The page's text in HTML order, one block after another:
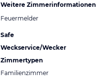
Weitere Zimmerinformationen
Feuermelder
Safe
Weckservice/Wecker
Zimmertypen
Familienzimmer